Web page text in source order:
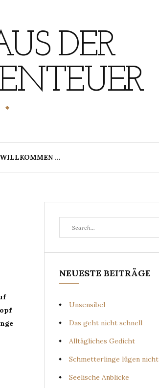
DER
WILLKOMMEN …
for:
NEUESTE BEITRÄGE
Unsensibel
Das geht nicht schnell
Alltägliches Gedicht
Schmetterlinge lügen nicht
Seelische Anblicke